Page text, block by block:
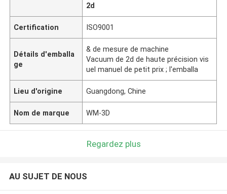
2d
Certification ISO9001
Détails d'emballa
ge
& de mesure de machine
Vacuum de 2d de haute précision vis
uel manuel de petit prix ; l'emballa
Lieu d'origine Guangdong, Chine
Nom de marque WM-3D
Regardez plus
AU SUJET DE NOUS